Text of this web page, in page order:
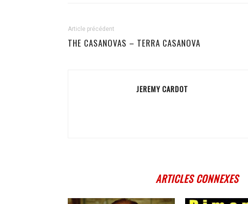
Article précédent
THE CASANOVAS – TERRA CASANOVA
JEREMY CARDOT
ARTICLES CONNEXES